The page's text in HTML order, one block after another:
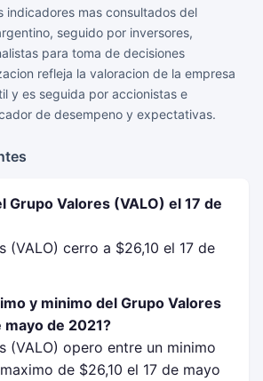
indicadores mas consultados del
seguido por inversores,
para toma de decisiones
refleja la valoracion de la empresa
y es seguida por accionistas e
de desempeno y expectativas.
Grupo Valores (VALO) el 17 de
(VALO) cerro a $26,10 el 17 de
y minimo del Grupo Valores
mayo de 2021?
(VALO) opero entre un minimo
de $26,10 el 17 de mayo